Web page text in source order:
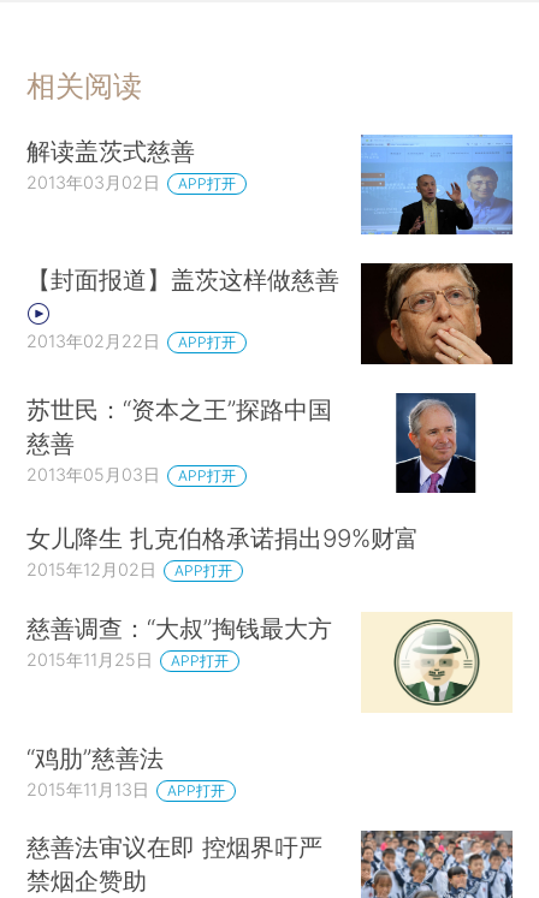
相关阅读
解读盖茨式慈善
2013年03月02日 APP打开
【封面报道】盖茨这样做慈善
2013年02月22日 APP打开
苏世民：“资本之王”探路中国
慈善
2013年05月03日 APP打开
女儿降生 扎克伯格承诺捐出99%财富
2015年12月02日 APP打开
慈善调查：“大叔”掏钱最大方
2015年11月25日 APP打开
“鸡肋”慈善法
2015年11月13日 APP打开
慈善法审议在即 控烟界吁严
禁烟企赞助